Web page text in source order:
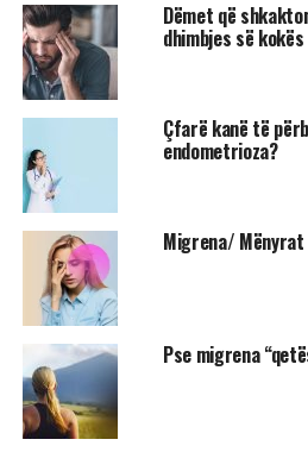
Dëmet që
dhimbjes së kokës
Çfarë kanë të
endometrioza?
Migrena/
Pse migrena